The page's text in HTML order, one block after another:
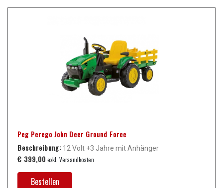
Peg Perego John Deer Ground Force
Beschreibung: 12 Volt +3 Jahre mit Anhänger
€ 399,00 exkl. Versandkosten
Bestellen